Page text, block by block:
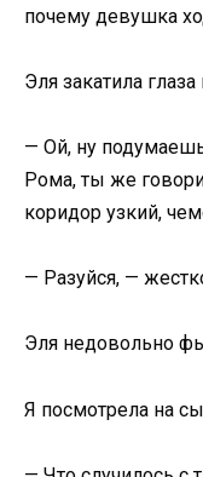
почему девушка
Эля закатила
— Ой, ну
Рома, ты же
коридор узкий,
— Разуйся, —
Эля недовольно
Я посмотрела на